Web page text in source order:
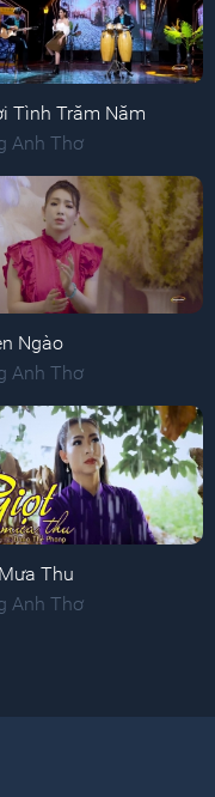
Tình Trăm Năm
Anh Thơ
Ngào
Anh Thơ
Thu
Anh Thơ